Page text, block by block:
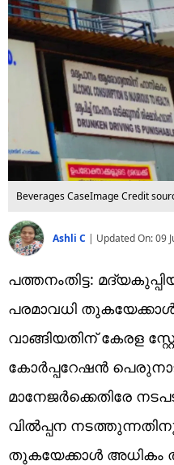
Beverages CaseImage Credit
Ashli C | Updated On:09
പത്തനംതിട്ട:
പരമാവധി
വാങ്ങിയതിന് കേരള
കോർപ്പറേഷൻ
മാനേജർക്കെതിരേ
വിൽപ്പന
തുകയേക്കാൾ അധികം